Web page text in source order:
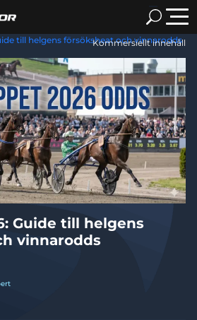
Kommersiellt innehåll
till helgens försöksheat och vinnarodds
Guide till helgens
vinnarodds